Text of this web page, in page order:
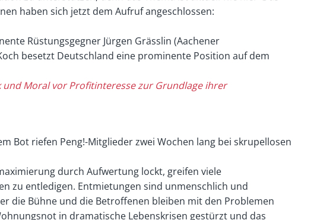
haben sich jetzt dem Aufruf angeschlossen:
Rüstungsgegner Jürgen Grässlin (Aachener
besetzt Deutschland eine prominente Position auf dem
undMoral vor Profitinteresse zur Grundlage ihrer
Bot riefen Peng!-Mitglieder zwei Wochen lang bei skrupellosen
durch Aufwertung lockt, greifen viele
zu entledigen. Entmietungen sind unmenschlich und
die Bühne und die Betroffenen bleiben mit den Problemen
in dramatische Lebenskrisen gestürzt und das